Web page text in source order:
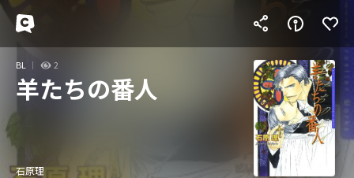
BL 2
羊たちの番人
石原理